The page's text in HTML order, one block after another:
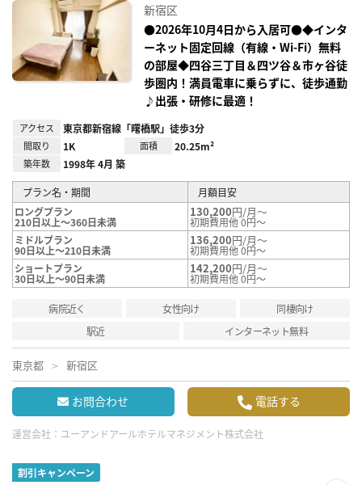
録
新宿区
●2026年10月4日から入居可●◆インタ
ーネット固定回線（有線・Wi-Fi）無料
の部屋◆四谷三丁目＆四ツ谷＆市ヶ谷徒
歩圏内！満員電車に乗らずに、徒歩通勤
♪出張・研修に最適！
アクセス 東京都新宿線「曙橋駅」徒歩3分
間取り 1K 面積 20.25m²
築年数 1998年 4月 築
プラン名・期間
月額目安
ロングプラン
210日以上～360日未満
130,200円/月～
初期費用他 0円～
ミドルプラン
90日以上～210日未満
136,200円/月～
初期費用他 0円～
ショートプラン
30日以上～90日未満
142,200円/月～
初期費用他 0円～
病院近く 女性向け
同棲向け
駅近
インターネット無料
東京都 新宿区
お問合わせ 電話する
運営会社： ユーアンドアールホテルマネジメント株式会社
割引キャンペーン